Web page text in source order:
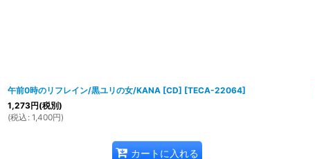
午前0時のリフレイン/黒ユリの女/KANA [CD] [TECA-22064]
1,273円(税別)
(税込 : 1,400円)
カートに入れる